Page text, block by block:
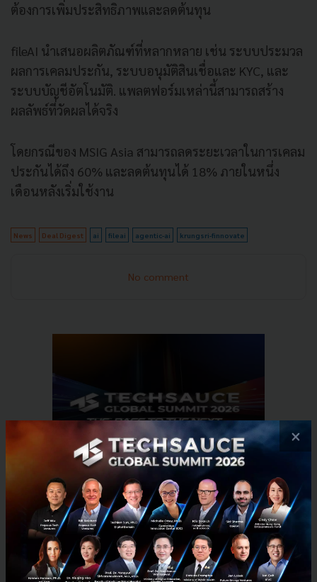
ต้องการเพิ่มประสิทธิภาพและลดต้นทุน
fileAI นำเสนอผลิตภัณฑ์ที่หลากหลาย เช่น ระบบประมวล
ผลการเคลมประกัน, ระบบอนุมัติสินเชื่อและ KYC, และ
ระบบบัญชีอัตโนมัติ. แพลตฟอร์มเหล่านี้สามารถสร้าง
ผลลัพธ์ที่วัดผลได้จริง
โดยกรณีของ MSIG Asia สามารถลดระยะเวลาในการเคลม
ประกันได้ถึง 60% และลดต้นทุนได้ 18% ภายในหนึ่ง
เดือนหลังเริ่มใช้งาน
News Deal Digest ai fileai agentic-ai krungsri-finnovate
No comment
RELATED ARTICLE
×